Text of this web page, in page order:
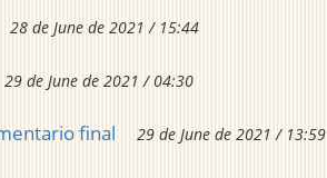
28 de June de 2021 / 15:44
29 de June de 2021 / 04:30
final
29 de June de 2021 / 13:59